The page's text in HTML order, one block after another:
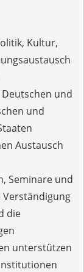
Kultur,
und
und
Austausch
Seminare und
Verständigung
die
unterstützen